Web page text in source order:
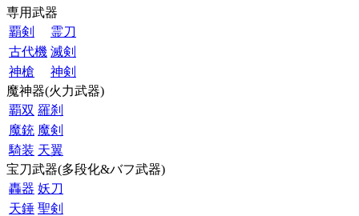
専用武器
覇剣
霊刀
古代機 滅剣
神槍
神剣
魔神器(火力武器)
覇双 羅刹
魔銃 魔剣
騎装 天翼
宝刀武器(多段化&バフ武器)
轟器 妖刀
天錘 聖剣